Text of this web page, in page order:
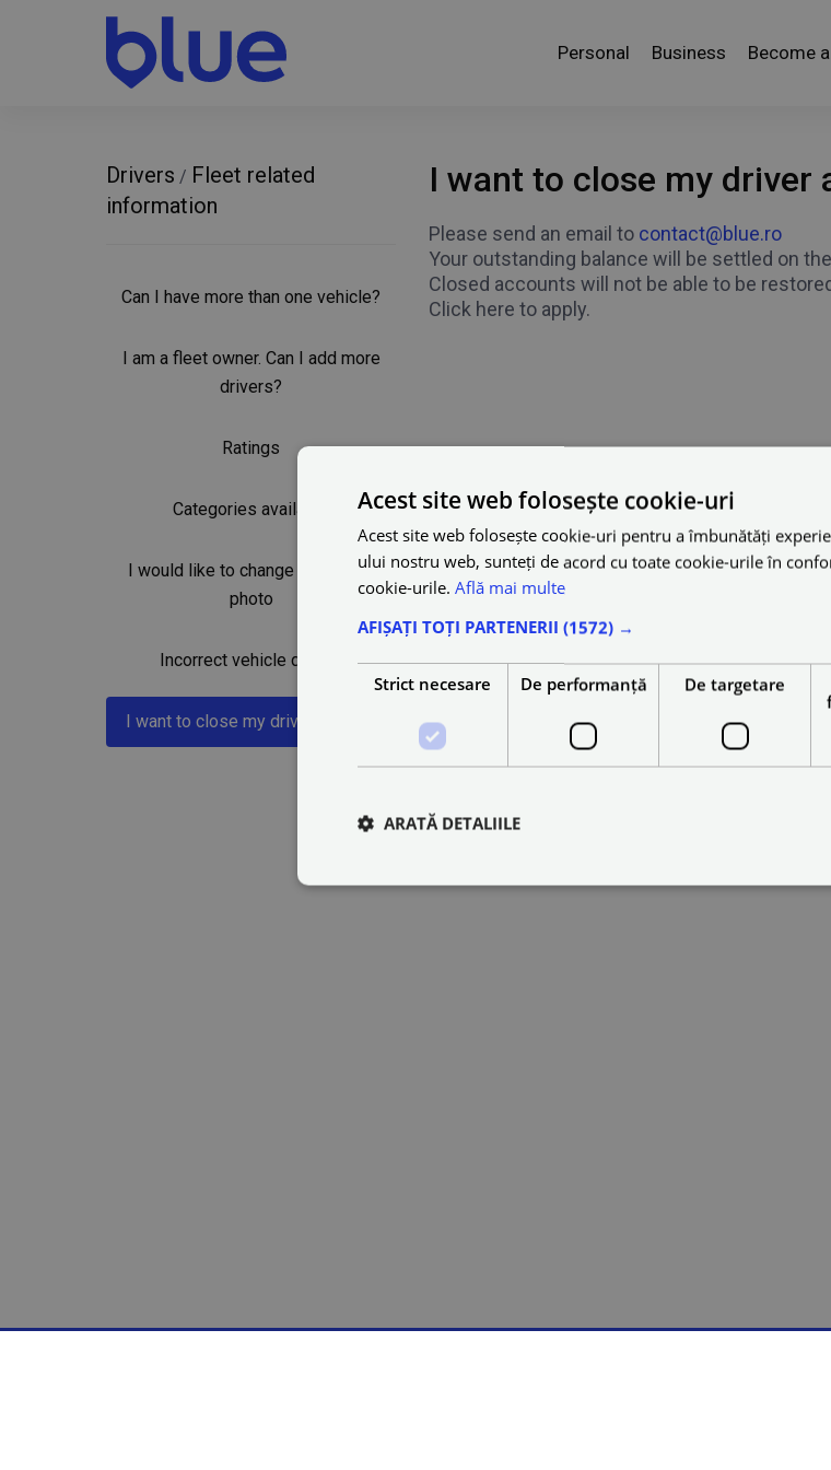
Personal Business Become
Drivers / Fleet related
information
Can I have more than one vehicle?
I am a fleet owner. Can I add more
drivers?
Ratings
Categories available
I would like to change my profile
photo
Incorrect vehicle details
I want to close my driver account
I want to close my driver
Please send an email to contact@blue.ro
Your outstanding balance will be settled on
Closed accounts will not be able to be
Click here to apply.
Acest site web folosește cookie-uri
Acest site web folosește cookie-uri pentru a îmbunătăți
ului nostru web, sunteți de acord cu toate cookie-urile în
cookie-urile. Află mai multe
AFIȘAȚI TOȚI PARTENERII (1572) →
Strict necesare De performanță De targetare
ARATĂ DETALIILE